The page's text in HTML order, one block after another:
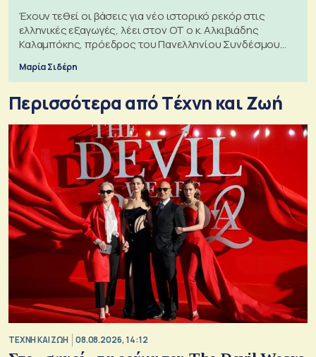
Έχουν τεθεί οι βάσεις για νέο ιστορικό ρεκόρ στις
ελληνικές εξαγωγές, λέει στον ΟΤ ο κ. Αλκιβιάδης
Καλαμπόκης, πρόεδρος του Πανελληνίου Συνδέσμου
Μαρία Σιδέρη
Περισσότερα από Tέχνη και Ζωή
TΕΧΝΗ ΚΑΙ ΖΩΗ 08.08.2026, 14:12